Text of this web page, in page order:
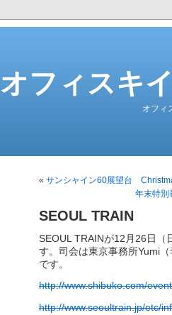
オフィスキ
オフィ
« サンシャイン60展望台
年末特
SEOUL TRAIN
SEOUL TRAINが12月26日（
す。司会は東京事務所Yumi
です。
http://www.shibuko.com/
http://www.seoultrain.jp/etc/